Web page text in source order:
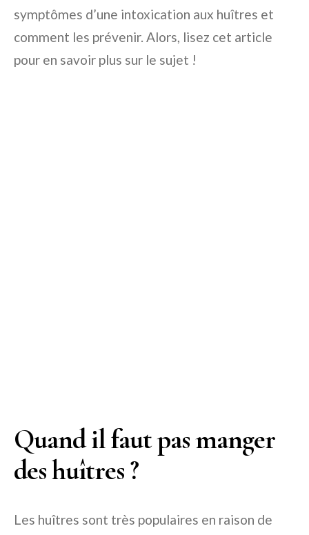
symptômes d’une intoxication aux huîtres et
comment les prévenir. Alors, lisez cet article
pour en savoir plus sur le sujet !
Quand il faut pas manger
des huîtres ?
Les huîtres sont très populaires en raison de